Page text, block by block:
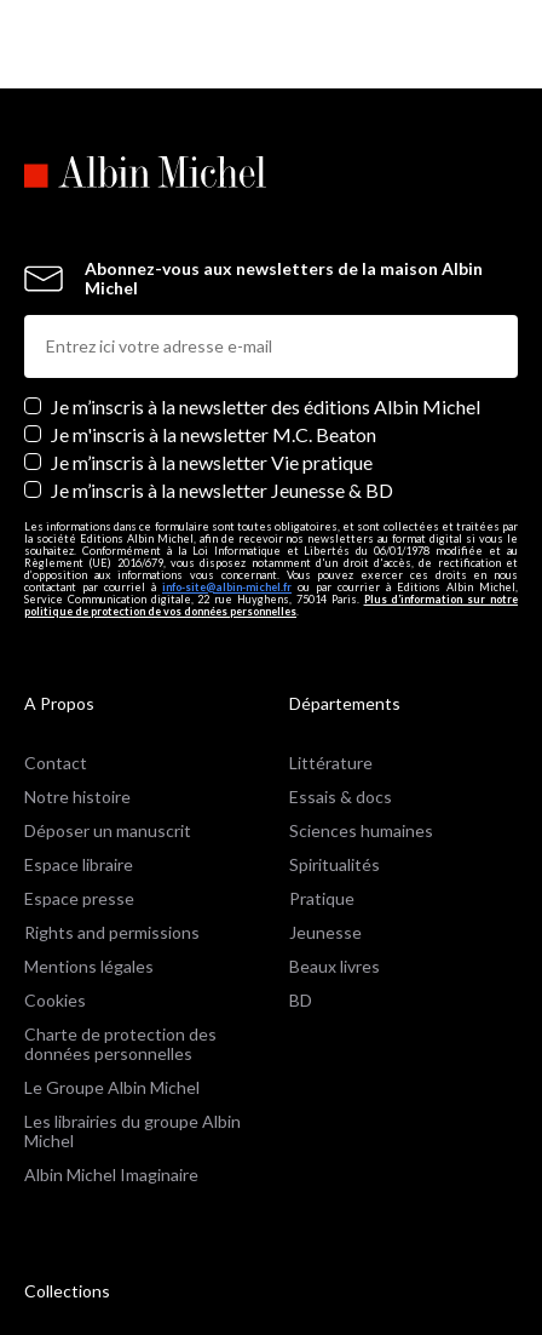
Abonnez-vous aux newsletters de la maison Albin
Michel
Newsletters
Je m’inscris à la newsletter des éditions Albin Michel
Je m'inscris à la newsletter M.C. Beaton
Je m’inscris à la newsletter Vie pratique
Je m’inscris à la newsletter Jeunesse & BD
Les informations dans ce formulaire sont toutes obligatoires, et sont collectées et traitées par
la société Editions Albin Michel, afin de recevoir nos newsletters au format digital si vous le
souhaitez. Conformément à la Loi Informatique et Libertés du 06/01/1978 modifiée et au
Règlement (UE) 2016/679, vous disposez notamment d'un droit d'accès, de rectification et
d’opposition aux informations vous concernant. Vous pouvez exercer ces droits en nous
contactant par courriel à info-site@albin-michel.fr ou par courrier à Editions Albin Michel,
Service Communication digitale, 22 rue Huyghens, 75014 Paris. Plus d’information sur notre
politique de protection de vos données personnelles.
A Propos
Contact
Notre histoire
Déposer un manuscrit
Espace libraire
Espace presse
Rights and permissions
Mentions légales
Cookies
Charte de protection des
données personnelles
Le Groupe Albin Michel
Les librairies du groupe Albin
Michel
Albin Michel Imaginaire
Départements
Littérature
Essais & docs
Sciences humaines
Spiritualités
Pratique
Jeunesse
Beaux livres
BD
Collections